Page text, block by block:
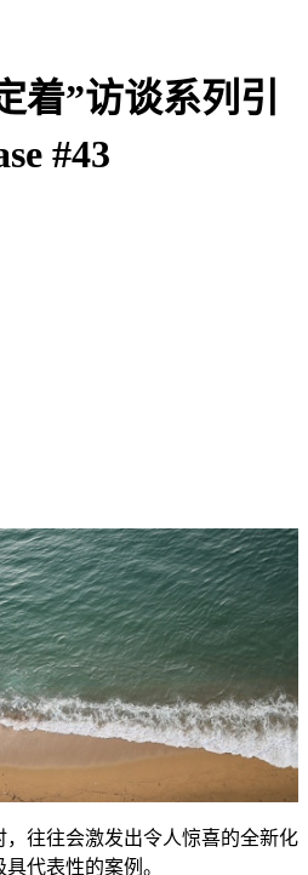
着”访谈系列引
#43
往往会激发出令人惊喜的全新化
代表性的案例。